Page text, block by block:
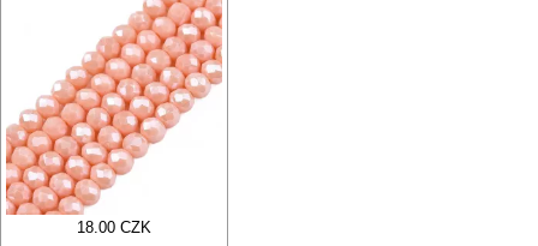
18.00 CZK